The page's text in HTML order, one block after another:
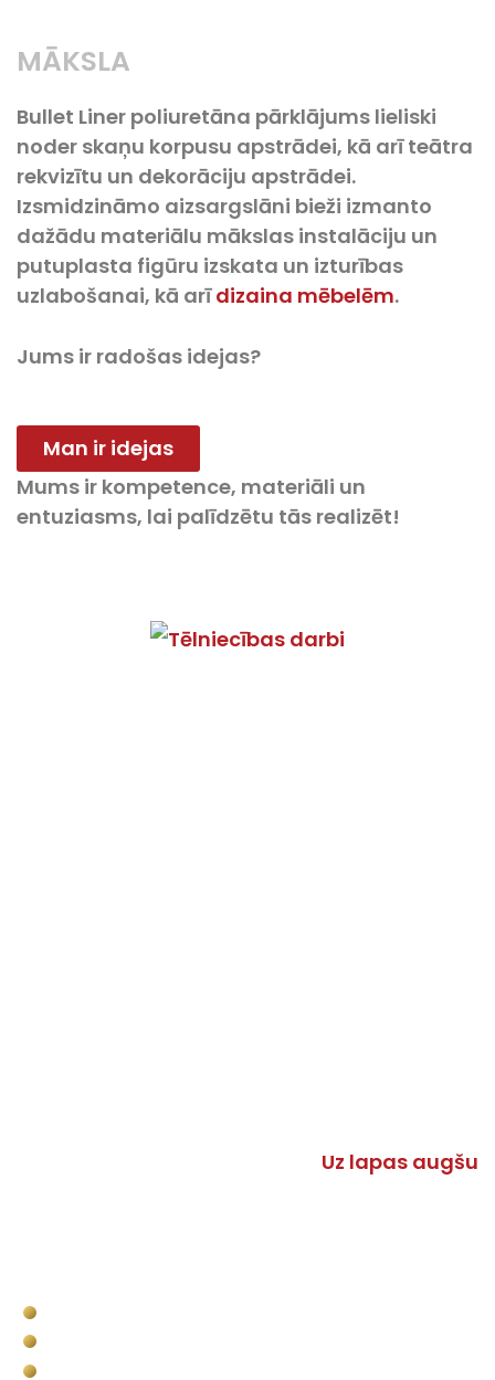
MĀKSLA
Bullet Liner poliuretāna pārklājums lieliski
noder skaņu korpusu apstrādei, kā arī teātra
rekvizītu un dekorāciju apstrādei.
Izsmidzināmo aizsargslāni bieži izmanto
dažādu materiālu mākslas instalāciju un
putuplasta figūru izskata un izturības
uzlabošanai, kā arīdizaina mēbelēm.
Jums ir radošas idejas?
Man ir idejas
Mums ir kompetence, materiāli un
entuziasms, lai palīdzētu tās realizēt!
Uz lapas augšu